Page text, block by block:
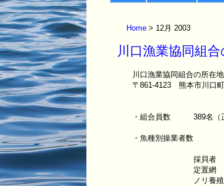
Home 12月 2003
川口漁業協同組
川口漁業協同組合の所在地
〒861-4123 熊本市川口町
・組合員数 389名（正組
・魚種別操業者数
採貝者 男性210
定置
ノリ養殖